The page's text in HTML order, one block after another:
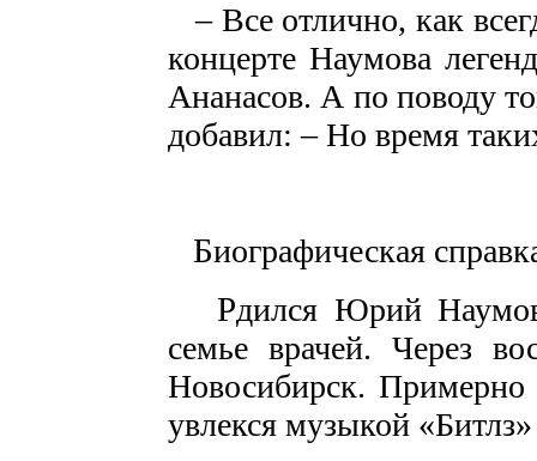
– Все отлично, как
концерте Наумова
Ананасов. А по поводу
добавил: – Но время
Биографическая
Рдился Юрий
семье врачей. Через
Новосибирск.
увлекся музыкой